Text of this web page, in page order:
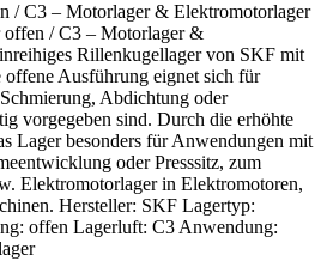
/ C3 – Motorlager & Elektromotorlager
/ C3 – Motorlager &
Rillenkugellager von SKF mit
Ausführung eignet sich für
Abdichtung oder
vorgegeben sind. Durch die erhöhte
Lager besonders für Anwendungen mit
oder Presssitz, zum
Elektromotorlager in Elektromotoren,
Hersteller: SKF Lagertyp:
offen Lagerluft: C3 Anwendung: